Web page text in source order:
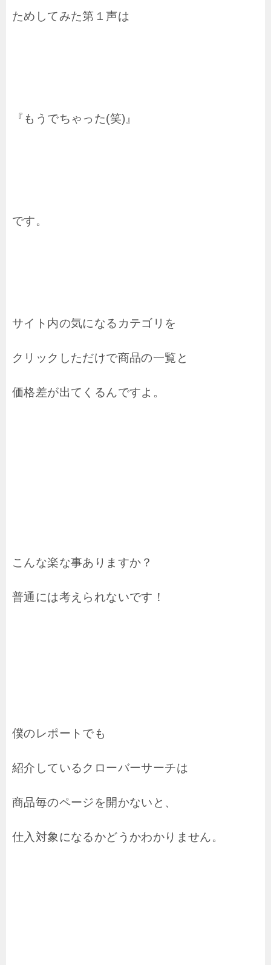
ためしてみた第１声は
『もうでちゃった(笑)』
です。
サイト内の気になるカテゴリを
クリックしただけで商品の一覧と
価格差が出てくるんですよ。
こんな楽な事ありますか？
普通には考えられないです！
僕のレポートでも
紹介しているクローバーサーチは
商品毎のページを開かないと、
仕入対象になるかどうかわかりません。